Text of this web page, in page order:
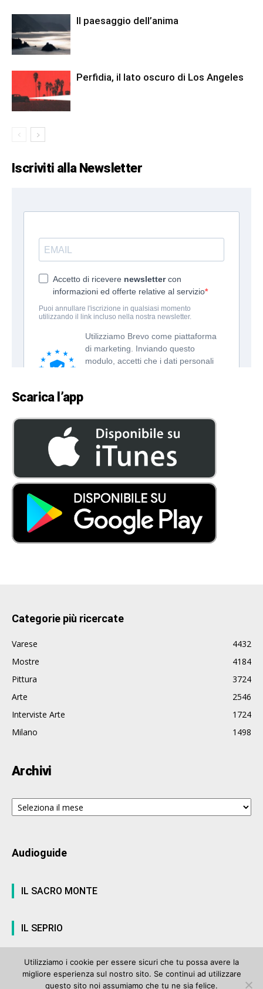
Il paesaggio dell’anima
Perfidia, il lato oscuro di Los Angeles
Iscriviti alla Newsletter
Scarica l’app
Categorie più ricercate
Varese
4432
Mostre
4184
Pittura
3724
Arte
2546
Interviste Arte
1724
Milano
1498
Archivi
Archivi
Audioguide
IL SACRO MONTE
IL SEPRIO
© ArteVarese.com by Wtv S.r.l.- © 2007 - P.I. 03063680122 Iscrizione n°
Utilizziamo i cookie per essere sicuri che tu possa avere la
migliore esperienza sul nostro sito. Se continui ad utilizzare
questo sito noi assumiamo che tu ne sia felice.